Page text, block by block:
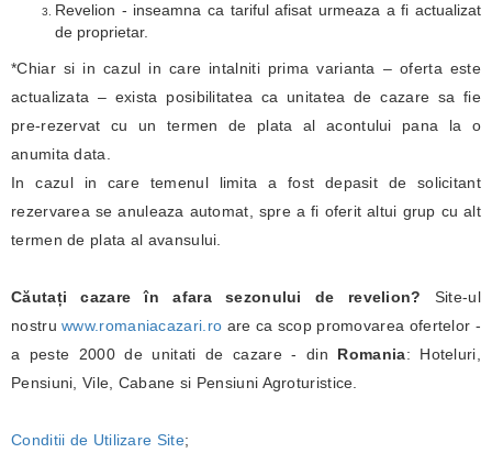
Revelion - inseamna ca tariful afisat urmeaza a fi actualizat
de proprietar.
*Chiar si in cazul in care intalniti prima varianta – oferta este
actualizata – exista posibilitatea ca unitatea de cazare sa fie
pre-rezervat cu un termen de plata al acontului pana la o
anumita data.
In cazul in care temenul limita a fost depasit de solicitant
rezervarea se anuleaza automat, spre a fi oferit altui grup cu alt
termen de plata al avansului.
Căutați cazare în afara sezonului de revelion? Site-ul
nostruwww.romaniacazari.ro are ca scop promovarea ofertelor -
a peste 2000 de unitati de cazare - din Romania: Hoteluri,
Pensiuni, Vile, Cabane si Pensiuni Agroturistice.
Conditii de Utilizare Site;